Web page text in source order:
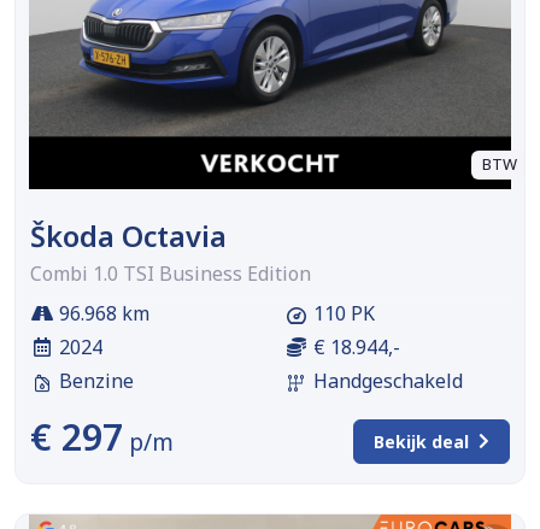
BTW
Škoda Octavia
Combi 1.0 TSI Business Edition
96.968 km
2024
Benzine
110 PK
€ 18.944,-
Handgeschakeld
€ 297 p/m Bekijk deal